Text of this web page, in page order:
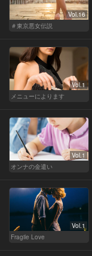
Vol.16
＃東京悪女伝説
Vol.1
メニューによります
Vol.1
オンナの金遣い
Vol.1
Fragile Love